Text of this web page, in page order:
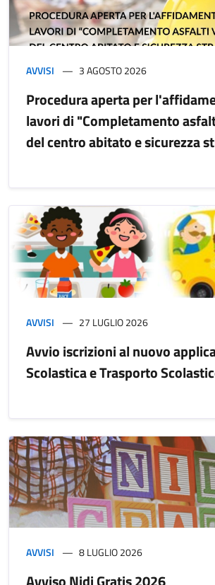
AVVISI 3 AGOSTO 2026
Procedura aperta per
lavori di "Completamento
del centro abitato e sicurezza
AVVISI 27 LUGLIO 2026
Avvio iscrizioni al nuovo
Scolastica e Trasporto
AVVISI 8 LUGLIO 2026